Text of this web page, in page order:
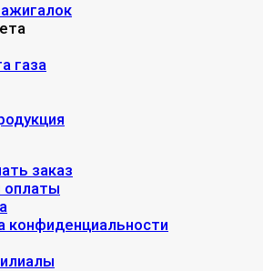
газа
заказ
оплаты
конфиденциальности